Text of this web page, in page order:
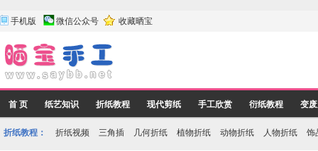
手机版 微信公众号 收藏晒宝
首 页 纸艺知识 折纸教程 现代剪纸 手工欣赏 衍纸教程 变
折纸教程： 折纸视频 三角插 几何折纸 植物折纸 动物折纸 人物折纸 饰